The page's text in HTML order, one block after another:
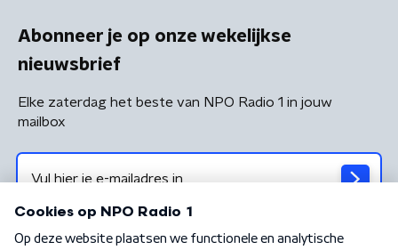
Abonneer je op onze wekelijkse
nieuwsbrief
Elke zaterdag het beste van NPO Radio 1 in jouw
mailbox